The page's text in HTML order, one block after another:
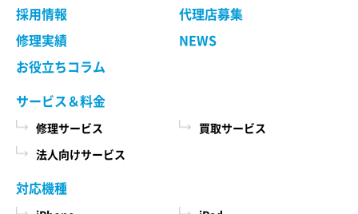
だくために、氏名、住所、連絡先、支払方法な
どの登録情報、利用されたサービスや購入され
た商品、およびそれらの代金などに関する情報
を表示する目的
ユーザーにお知らせや連絡をするためにメール
アドレスを利用する場合やユーザーに商品を送
付したり必要に応じて連絡したりするため、氏
名や住所などの連絡先情報を利用する目的
ユーザーの本人確認を行うために、氏名、生年
第４条 修理の手続き
本規約に基づき当社が行う修理は、当社各店舗、
当社ホームページでご確認ください。 当社が修理
依頼品をお預かりする前に、お客様により修理依
頼品に取り付けられた記録媒体、SIMカード、ケー
ス、その他一切のもの（以下「付加物」としま
す）を修理依頼品から取り外してください。 な
お、修理依頼品に付加物が取り付けられた状態
で、お客様が修理依頼品を当社にお引渡しされた
場合、当社は、修理の過程で、付加物に生じうる
汚損、破損、紛失その他付加物に関連して生じう
採用情報
代理店募集
修理実績
NEWS
お役立ちコラム
サービス＆料金
修理サービス
買取サービス
法人向けサービス
対応機種